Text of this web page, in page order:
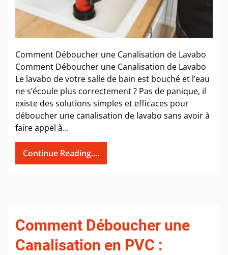
Comment Déboucher une Canalisation de Lavabo
Comment Déboucher une Canalisation de Lavabo
Le lavabo de votre salle de bain est bouché et l’eau
ne s’écoule plus correctement ? Pas de panique, il
existe des solutions simples et efficaces pour
déboucher une canalisation de lavabo sans avoir à
faire appel à…
Continue Reading....
Comment Déboucher une
Canalisation en PVC :